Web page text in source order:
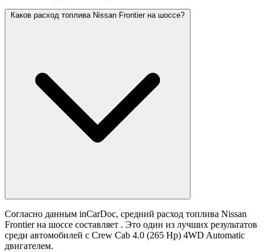
Каков расход топлива Nissan Frontier на шоссе?
Согласно данным inCarDoc, средний расход топлива Nissan
Frontier на шоссе составляет . Это один из лучших результатов
среди автомобилей с Crew Cab 4.0 (265 Hp) 4WD Automatic
двигателем.